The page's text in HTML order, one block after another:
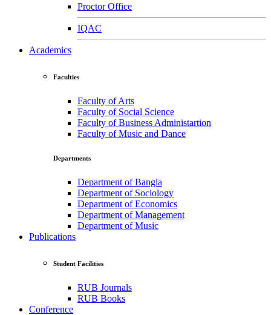
Proctor Office
IQAC
Academics
Faculties
Faculty of Arts
Faculty of Social Science
Faculty of Business Administartion
Faculty of Music and Dance
Departments
Department of Bangla
Department of Sociology
Department of Economics
Department of Management
Department of Music
Publications
Student Facilities
RUB Journals
RUB Books
Conference